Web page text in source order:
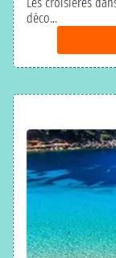
déco...